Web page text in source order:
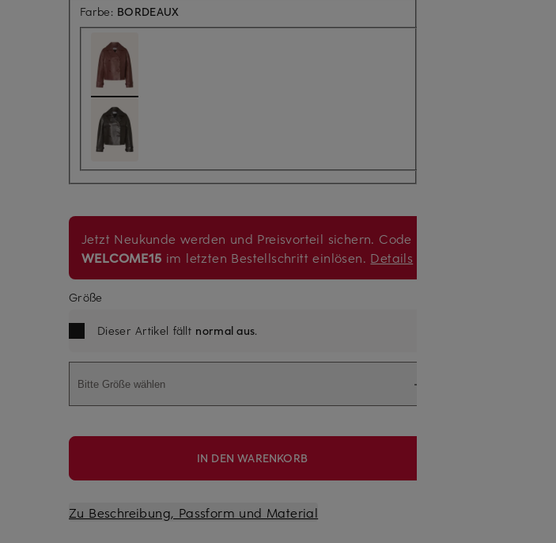
Farbe: BORDEAUX
Jetzt Neukunde werden und Preisvorteil sichern. Code
WELCOME15 im letzten Bestellschritt einlösen. Details
Größe
Dieser Artikel fällt normal aus.
Bitte Größe wählen
IN DEN WARENKORB
Zu Beschreibung, Passform und Material